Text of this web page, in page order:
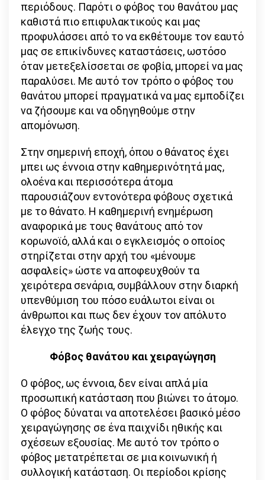
περιόδους. Παρότι ο φόβος του θανάτου μας
καθιστά πιο επιφυλακτικούς και μας
προφυλάσσει από το να εκθέτουμε τον εαυτό
μας σε επικίνδυνες καταστάσεις, ωστόσο
όταν μετεξελίσσεται σε φοβία, μπορεί να μας
παραλύσει. Με αυτό τον τρόπο ο φόβος του
θανάτου μπορεί πραγματικά να μας εμποδίζει
να ζήσουμε και να οδηγηθούμε στην
απομόνωση.
Στην σημερινή εποχή, όπου ο θάνατος έχει
μπει ως έννοια στην καθημερινότητά μας,
ολοένα και περισσότερα άτομα
παρουσιάζουν εντονότερα φόβους σχετικά
με το θάνατο. Η καθημερινή ενημέρωση
αναφορικά με τους θανάτους από τον
κορωνοϊό, αλλά και ο εγκλεισμός ο οποίος
στηρίζεται στην αρχή του «μένουμε
ασφαλείς» ώστε να αποφευχθούν τα
χειρότερα σενάρια, συμβάλλουν στην διαρκή
υπενθύμιση του πόσο ευάλωτοι είναι οι
άνθρωποι και πως δεν έχουν τον απόλυτο
έλεγχο της ζωής τους.
Φόβος θανάτου και χειραγώγηση
Ο φόβος, ως έννοια, δεν είναι απλά μία
προσωπική κατάσταση που βιώνει το άτομο.
Ο φόβος δύναται να αποτελέσει βασικό μέσο
χειραγώγησης σε ένα παιχνίδι ηθικής και
σχέσεων εξουσίας. Με αυτό τον τρόπο ο
φόβος μετατρέπεται σε μια κοινωνική ή
συλλογική κατάσταση. Οι περίοδοι κρίσης